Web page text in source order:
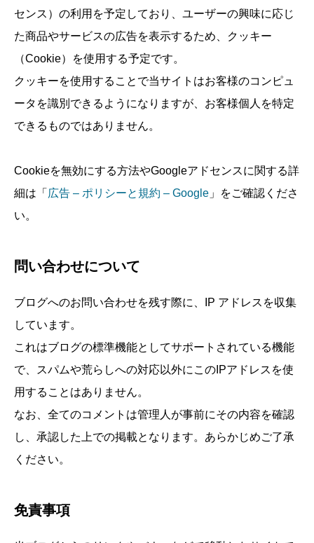
センス）の利用を予定しており、ユーザーの興味に応じ
た商品やサービスの広告を表示するため、クッキー
（Cookie）を使用する予定です。
クッキーを使用することで当サイトはお客様のコンピュ
ータを識別できるようになりますが、お客様個人を特定
できるものではありません。
Cookieを無効にする方法やGoogleアドセンスに関する詳
細は「 広告 – ポリシーと規約 – Google 」をご確認くださ
い。
問い合わせについて
ブログへのお問い合わせを残す際に、IP アドレスを収集
しています。
これはブログの標準機能としてサポートされている機能
で、スパムや荒らしへの対応以外にこのIPアドレスを使
用することはありません。
なお、全てのコメントは管理人が事前にその内容を確認
し、承認した上での掲載となります。あらかじめご了承
ください。
免責事項